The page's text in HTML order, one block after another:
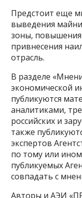
Предстоит еще
выведения
зоны, повышения
привнесения
отрасль.
В разделе
экономической
публикуются
аналитиками,
российских и
также
экспертов
по тому или
публикуемых
совпадать с
Авторы и АЭИ